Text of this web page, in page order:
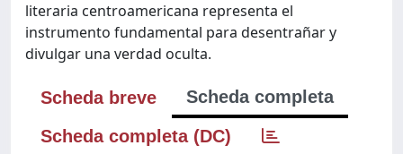
literaria centroamericana representa el
instrumento fundamental para desentrañar y
divulgar una verdad oculta.
Scheda breve
Scheda completa
Scheda completa (DC)